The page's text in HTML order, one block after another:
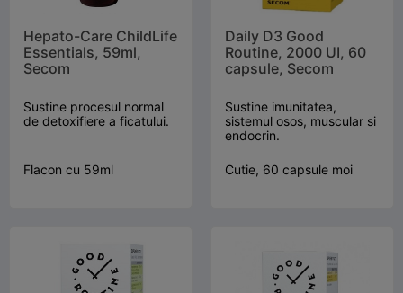
Hepato-Care ChildLife
Essentials, 59ml,
Secom
Sustine procesul normal
de detoxifiere a ficatului.
Flacon cu 59ml
Daily D3 Good
Routine, 2000 UI, 60
capsule, Secom
Sustine imunitatea,
sistemul osos, muscular si
endocrin.
Cutie, 60 capsule moi